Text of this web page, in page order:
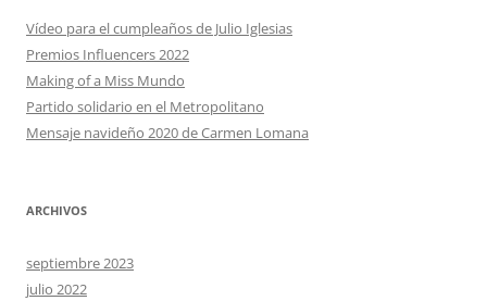
Vídeo para el cumpleaños de Julio Iglesias
Premios Influencers 2022
Making of a Miss Mundo
Partido solidario en el Metropolitano
Mensaje navideño 2020 de Carmen Lomana
ARCHIVOS
septiembre 2023
julio 2022